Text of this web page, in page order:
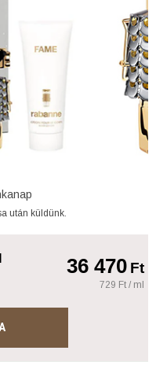
után küldünk.
36 470Ft
729 Ft / ml